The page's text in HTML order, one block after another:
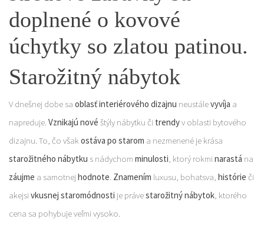
Starožitný nábytok
V dnešnej dobe sa oblasť interiérového dizajnu neustálevyvíja a
napreduje. Vznikajú nové štýly nábytku či trendyv oblasti bytového
dizajnu. To, čo všakostáva po starom a nezmenené je krása
starožitného nábytku s nádychom minulosti, ktorý rokmi narastá na
záujme a samotnej hodnote. Znamením luxusu, bohatsva, histórie či
akejsi vkusnej staromódnosti je právestarožitný nábytok, ktorého
cena sa pohybuje veľmi vysoko.